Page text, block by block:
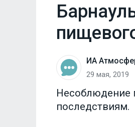
ИА
29 мая, 2019
Несоблюдение
последствиям.